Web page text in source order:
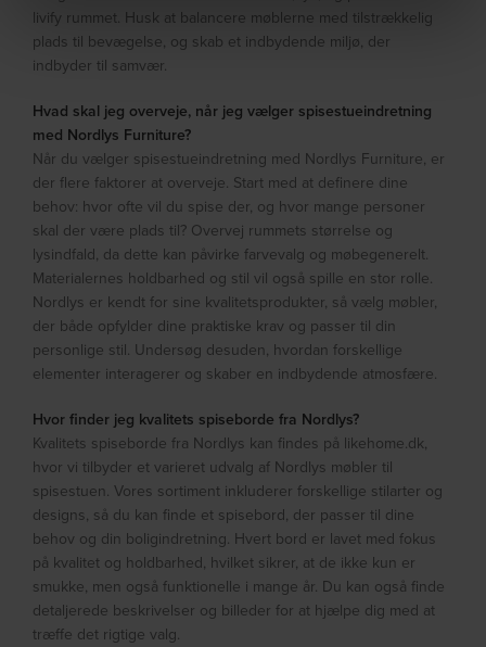
livify rummet. Husk at balancere møblerne med tilstrækkelig
plads til bevægelse, og skab et indbydende miljø, der
indbyder til samvær.
Hvad skal jeg overveje, når jeg vælger spisestueindretning
med Nordlys Furniture?
Når du vælger spisestueindretning med Nordlys Furniture, er
der flere faktorer at overveje. Start med at definere dine
behov: hvor ofte vil du spise der, og hvor mange personer
skal der være plads til? Overvej rummets størrelse og
lysindfald, da dette kan påvirke farvevalg og møbegenerelt.
Materialernes holdbarhed og stil vil også spille en stor rolle.
Nordlys er kendt for sine kvalitetsprodukter, så vælg møbler,
der både opfylder dine praktiske krav og passer til din
personlige stil. Undersøg desuden, hvordan forskellige
elementer interagerer og skaber en indbydende atmosfære.
Hvor finder jeg kvalitets spiseborde fra Nordlys?
Kvalitets spiseborde fra Nordlys kan findes på likehome.dk,
hvor vi tilbyder et varieret udvalg af Nordlys møbler til
spisestuen. Vores sortiment inkluderer forskellige stilarter og
designs, så du kan finde et spisebord, der passer til dine
behov og din boligindretning. Hvert bord er lavet med fokus
på kvalitet og holdbarhed, hvilket sikrer, at de ikke kun er
smukke, men også funktionelle i mange år. Du kan også finde
detaljerede beskrivelser og billeder for at hjælpe dig med at
træffe det rigtige valg.